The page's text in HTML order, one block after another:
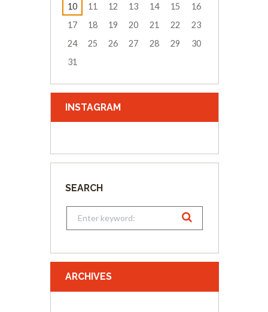
10
11 12 13 14 15
16
17
18 19 20 21 22
23
24
25 26 27 28 29
30
31
INSTAGRAM
SEARCH
ARCHIVES